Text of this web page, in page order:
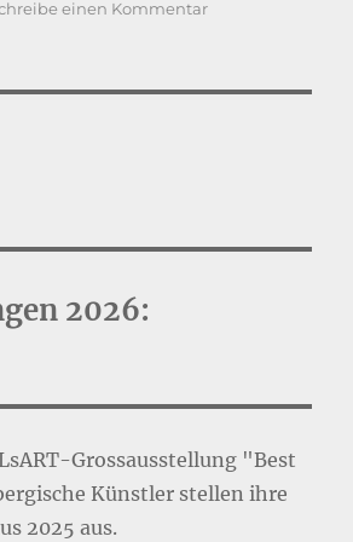
einen Kommentarzu
2026:
Grossausstellung "Best
Künstler stellen ihre
2025 aus.